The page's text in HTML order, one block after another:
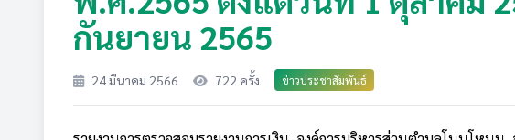
กันยายน 2565
24 มีนาคม 2566 722 ครั้ง ข่าวประชาสัมพันธ์